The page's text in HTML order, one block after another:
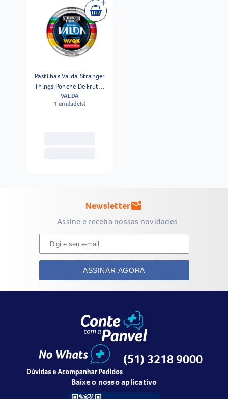
Pastilhas Valda Stranger
Things Ponche De Frutas
50g
VALDA
1 unidade(s)
Newslettermark_email_unread
Assine e receba nossas novidades
ASSINAR AGORA
(51) 3218 9000
Baixe o nosso aplicativo